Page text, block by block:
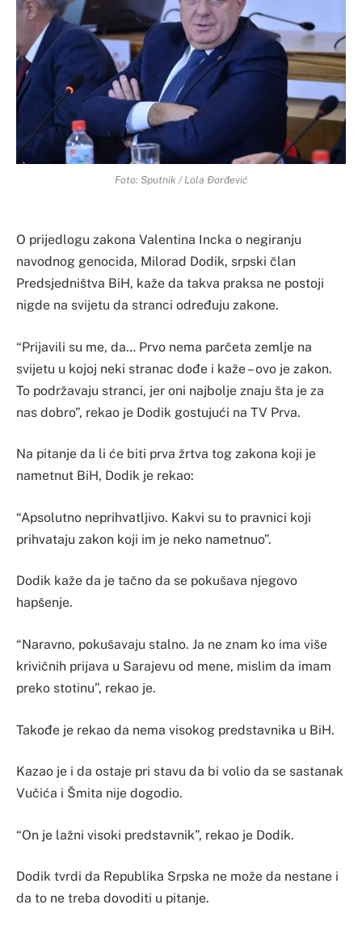
Foto: Sputnik / Lola Đorđević
O prijedlogu zakona Valentina Incka o negiranju
navodnog genocida, Milorad Dodik, srpski član
Predsjedništva BiH, kaže da takva praksa ne postoji
nigde na svijetu da stranci određuju zakone.
“Prijavili su me, da… Prvo nema parčeta zemlje na
svijetu u kojoj neki stranac dođe i kaže – ovo je zakon.
To podržavaju stranci, jer oni najbolje znaju šta je za
nas dobro”, rekao je Dodik gostujući na TV Prva.
Na pitanje da li će biti prva žrtva tog zakona koji je
nametnut BiH, Dodik je rekao:
“Apsolutno neprihvatljivo. Kakvi su to pravnici koji
prihvataju zakon koji im je neko nametnuo”.
Dodik kaže da je tačno da se pokušava njegovo
hapšenje.
“Naravno, pokušavaju stalno. Ja ne znam ko ima više
krivičnih prijava u Sarajevu od mene, mislim da imam
preko stotinu”, rekao je.
Takođe je rekao da nema visokog predstavnika u BiH.
Kazao je i da ostaje pri stavu da bi volio da se sastanak
Vučića i Šmita nije dogodio.
“On je lažni visoki predstavnik”, rekao je Dodik.
Dodik tvrdi da Republika Srpska ne može da nestane i
da to ne treba dovoditi u pitanje.